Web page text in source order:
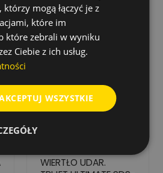
WIERTŁO UDAR.
mogą łączyć je z
które im
które zebrali w wyniku
Ciebie z ich usług.
WSZYSTKIE